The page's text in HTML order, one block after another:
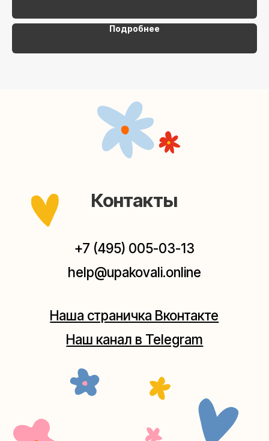
Подробнее
Мастерские упаковки подарков работают без
выходных, с 10 до 20 часов. Пишите, звоните,
(как пройти)
Москва, ул.Таганская, дом 25-27
(как пройти)
Мастерская на Плющихе
Мастерская на Таганке
+7 (980) 495-03-13
+7 (980) 156-03-13